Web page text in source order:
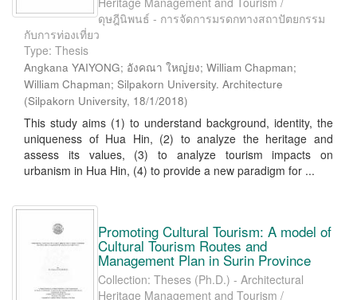
ดุษฎีนิพนธ์ - การจัดการมรดกทางสถาปัตยกรรม
กับการท่องเที่ยว
Type: Thesis
Angkana YAIYONG; อังคณา ใหญ่ยง; William Chapman;
William Chapman; Silpakorn University. Architecture
(Silpakorn University, 18/1/2018)
This study aims (1) to understand background, identity, the
uniqueness of Hua Hin, (2) to analyze the heritage and
assess its values, (3) to analyze tourism impacts on
urbanism in Hua Hin, (4) to provide a new paradigm for ...
Promoting Cultural Tourism: A model of
Cultural Tourism Routes and
Management Plan in Surin Province
Collection: Theses (Ph.D.) - Architectural
Heritage Management and Tourism /